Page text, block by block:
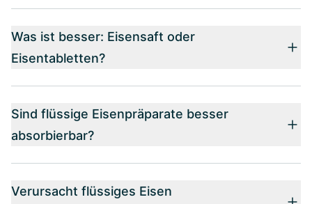
Was ist besser: Eisensaft oder
Eisentabletten?
Sind flüssige Eisenpräparate besser
absorbierbar?
Verursacht flüssiges Eisen